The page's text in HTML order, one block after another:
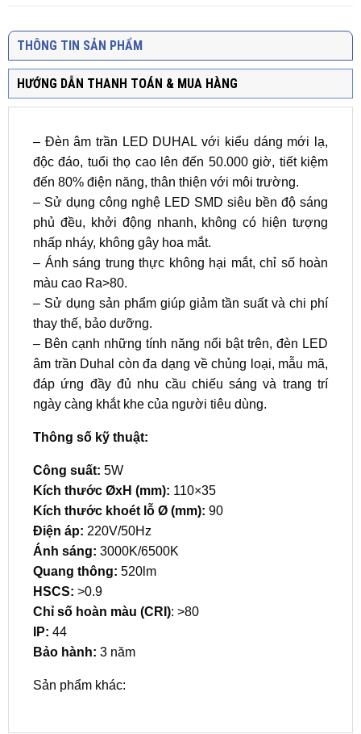
THÔNG TIN SẢN PHẨM
HƯỚNG DẪN THANH TOÁN & MUA HÀNG
– Đèn âm trần LED DUHAL với kiểu dáng mới lạ,
độc đáo, tuổi thọ cao lên đến 50.000 giờ, tiết kiệm
đến 80% điện năng, thân thiện với môi trường.
– Sử dụng công nghệ LED SMD siêu bền độ sáng
phủ đều, khởi động nhanh, không có hiện tượng
nhấp nháy, không gây hoa mắt.
– Ánh sáng trung thực không hại mắt, chỉ số hoàn
màu cao Ra>80.
– Sử dụng sản phẩm giúp giảm tần suất và chi phí
thay thế, bảo dưỡng.
– Bên cạnh những tính năng nổi bật trên, đèn LED
âm trần Duhal còn đa dạng về chủng loại, mẫu mã,
đáp ứng đầy đủ nhu cầu chiếu sáng và trang trí
ngày càng khắt khe của người tiêu dùng.
Thông số kỹ thuật:
Công suất: 5W
Kích thước ØxH (mm): 110×35
Kích thước khoét lỗ Ø (mm): 90
Điện áp: 220V/50Hz
Ánh sáng: 3000K/6500K
Quang thông: 520lm
HSCS: >0.9
Chỉ số hoàn màu (CRI): >80
IP: 44
Bảo hành: 3 năm
Sản phẩm khác: